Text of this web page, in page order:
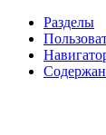
Разделы